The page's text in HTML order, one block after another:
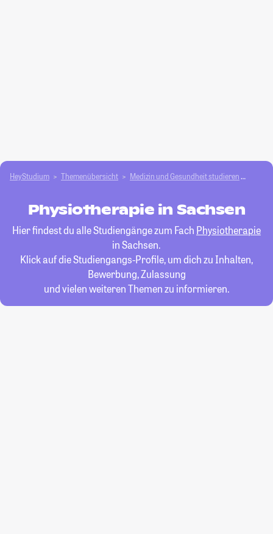
HeyStudium Themenübersicht Medizin und Gesundheit studieren
Physiotherapie in Sachsen
Hier findest du alle Studiengänge zum Fach Physiotherapie
in Sachsen.
Klick auf die Studiengangs-Profile, um dich zu Inhalten,
Bewerbung, Zulassung
und vielen weiteren Themen zu informieren.